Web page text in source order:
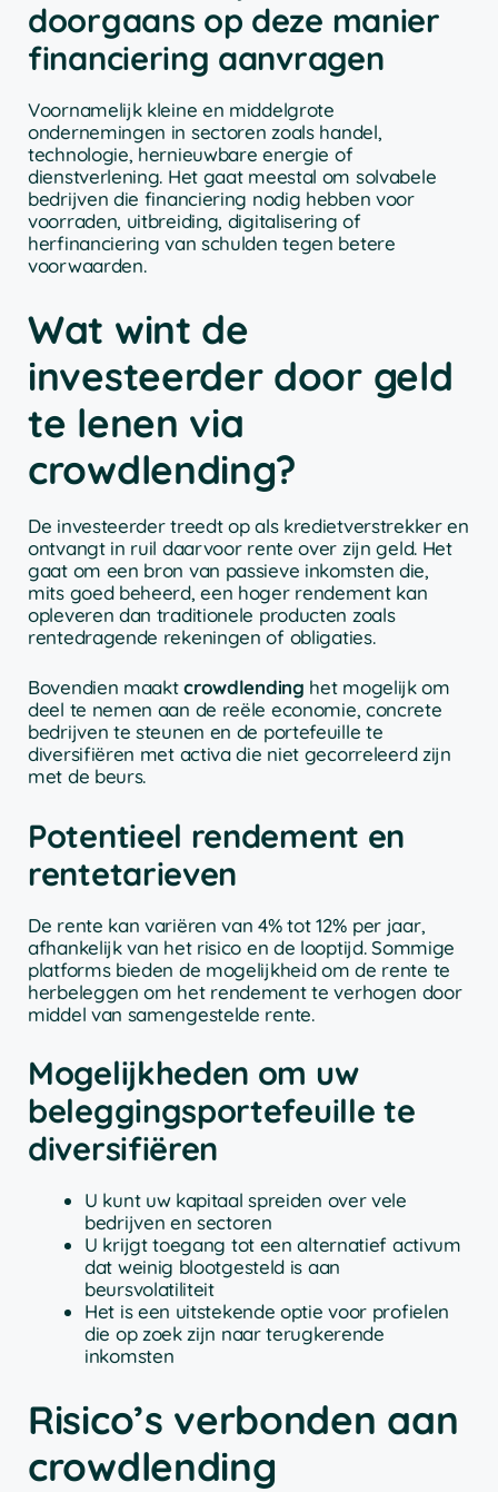
doorgaans op deze manier
financiering aanvragen
Voornamelijk kleine en middelgrote
ondernemingen in sectoren zoals handel,
technologie, hernieuwbare energie of
dienstverlening. Het gaat meestal om solvabele
bedrijven die financiering nodig hebben voor
voorraden, uitbreiding, digitalisering of
herfinanciering van schulden tegen betere
voorwaarden.
Wat wint de
investeerder door geld
te lenen via
crowdlending?
De investeerder treedt op als kredietverstrekker en
ontvangt in ruil daarvoor rente over zijn geld. Het
gaat om een bron van passieve inkomsten die,
mits goed beheerd, een hoger rendement kan
opleveren dan traditionele producten zoals
rentedragende rekeningen of obligaties.
Bovendien maaktcrowdlending het mogelijk om
deel te nemen aan de reële economie, concrete
bedrijven te steunen en de portefeuille te
diversifiëren met activa die niet gecorreleerd zijn
met de beurs.
Potentieel rendement en
rentetarieven
De rente kan variëren van 4% tot 12% per jaar,
afhankelijk van het risico en de looptijd. Sommige
platforms bieden de mogelijkheid om de rente te
herbeleggen om het rendement te verhogen door
middel van samengestelde rente.
Mogelijkheden om uw
beleggingsportefeuille te
diversifiëren
U kunt uw kapitaal spreiden over vele
bedrijven en sectoren
U krijgt toegang tot een alternatief activum
dat weinig blootgesteld is aan
beursvolatiliteit
Het is een uitstekende optie voor profielen
die op zoek zijn naar terugkerende
inkomsten
Risico’s verbonden aan
crowdlending